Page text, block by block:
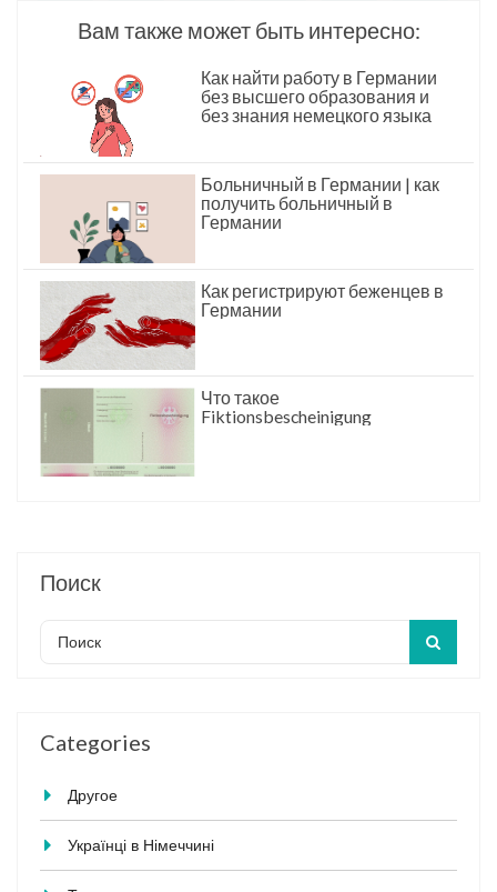
Вам также может быть интересно:
Как найти работу в Германии
без высшего образования и
без знания немецкого языка
Больничный в Германии | как
получить больничный в
Германии
Как регистрируют беженцев в
Германии
Что такое
Fiktionsbescheinigung
Поиск
Categories
Другое
Українці в Німеччині